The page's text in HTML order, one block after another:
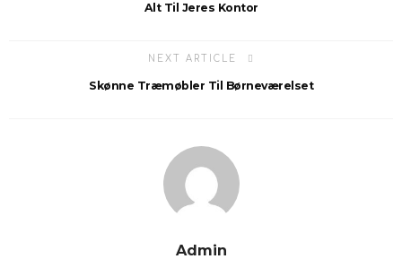
Alt Til Jeres Kontor
NEXT ARTICLE
Skønne Træmøbler Til Børneværelset
Admin